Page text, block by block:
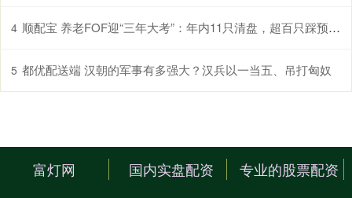
4 顺配宝 养老FOF迎“三年大考”：年内11只清盘，超百只踩预警线
5 都优配送端 汉朝的军事有多强大？汉兵以一当五、吊打匈奴
富灯网 国内实盘配资 专业的股票配资